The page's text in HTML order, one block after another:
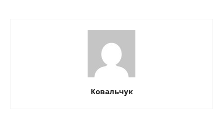
Ковальчук